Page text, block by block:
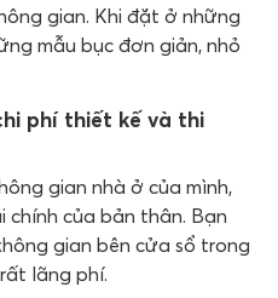
gian. Khi đặt ở những
mẫu bục đơn giản, nhỏ
phí thiết kế và thi
gian nhà ở của mình,
của bản thân. Bạn
gian bên cửa sổ trong
lãng phí.